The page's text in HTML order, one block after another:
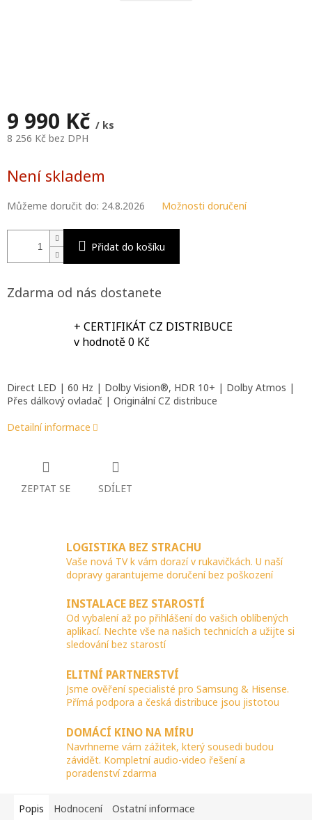
9 990 Kč / ks
8 256 Kč bez DPH
cena:
Není skladem
Můžeme doručit do: 24.8.2026 Možnosti doručení
Přidat do košíku
Zdarma od nás dostanete
+ CERTIFIKÁT CZ DISTRIBUCE
v hodnotě 0 Kč
Direct LED | 60 Hz | Dolby Vision®, HDR 10+ | Dolby Atmos |
Přes dálkový ovladač | Originální CZ distribuce
Detailní informace
ZEPTAT SE SDÍLET
LOGISTIKA BEZ STRACHU
Vaše nová TV k vám dorazí v rukavičkách. U naší
dopravy garantujeme doručení bez poškození
INSTALACE BEZ STAROSTÍ
Od vybalení až po přihlášení do vašich oblíbených
aplikací. Nechte vše na našich technicích a užijte si
sledování bez starostí
ELITNÍ PARTNERSTVÍ
Jsme ověření specialisté pro Samsung & Hisense.
Přímá podpora a česká distribuce jsou jistotou
DOMÁCÍ KINO NA MÍRU
Navrhneme vám zážitek, který sousedi budou
závidět. Kompletní audio-video řešení a
poradenství zdarma
Popis Hodnocení Ostatní informace